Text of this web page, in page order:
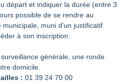
départ et indiquer la durée (entre 3
possible de se rendre au
muni d’un justificatif
à son inscription.
générale, une ronde
domicile.
: 01 39 24 70 00